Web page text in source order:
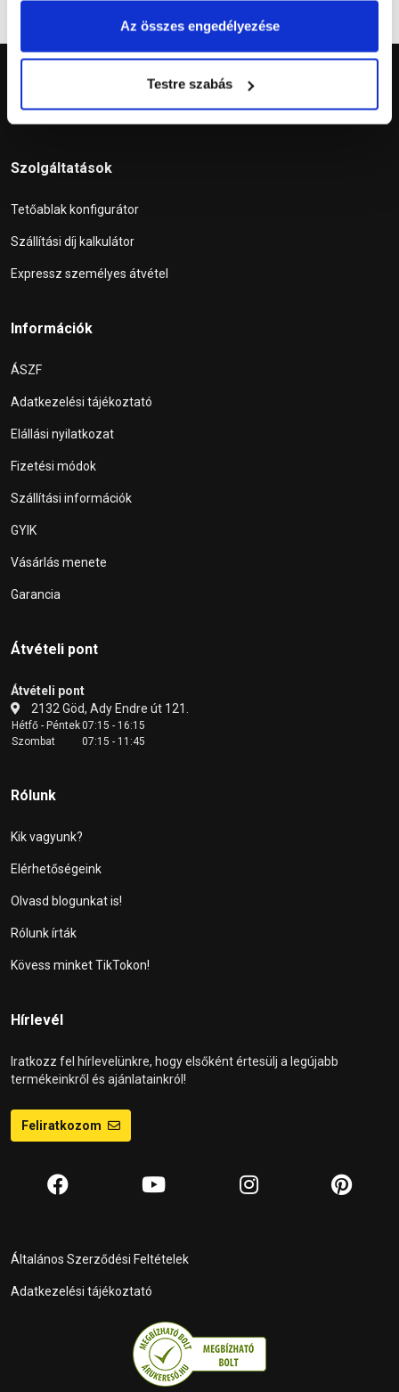
Az összes engedélyezése
Testre szabás
Szolgáltatások
Tetőablak konfigurátor
Szállítási díj kalkulátor
Expressz személyes átvétel
Információk
ÁSZF
Adatkezelési tájékoztató
Elállási nyilatkozat
Fizetési módok
Szállítási információk
GYIK
Vásárlás menete
Garancia
Átvételi pont
Átvételi pont
2132 Göd, Ady Endre út 121.
Hétfő - Péntek07:15 - 16:15
Szombat
07:15 - 11:45
Rólunk
Kik vagyunk?
Elérhetőségeink
Olvasd blogunkat is!
Rólunk írták
Kövess minket TikTokon!
Hírlevél
Iratkozz fel hírlevelünkre, hogy elsőként értesülj a legújabb
termékeinkről és ajánlatainkról!
Feliratkozom
Általános Szerződési Feltételek
Adatkezelési tájékoztató